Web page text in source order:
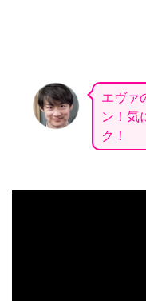
エヴァ
ン！気
ク！